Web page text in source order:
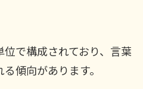
で構成されており、言葉
傾向があります。